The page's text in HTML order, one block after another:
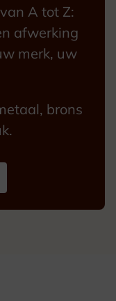
A tot Z:
afwerking
merk, uw
brons